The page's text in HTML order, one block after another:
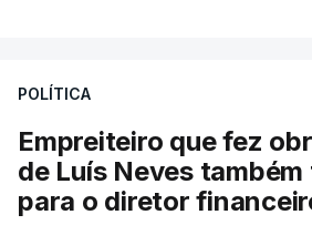
POLÍTICA
Empreiteiro que fez
de Luís Neves
para o diretor